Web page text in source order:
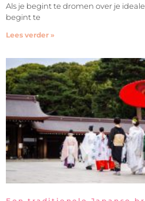
Als je begint te dromen over je
begint te
Lees verder »